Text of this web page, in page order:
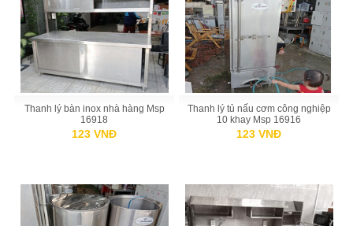
Thanh lý bàn inox nhà hàng Msp
16918
123 VNĐ
Thanh lý tủ nấu cơm công nghiệp
10 khay Msp 16916
123 VNĐ